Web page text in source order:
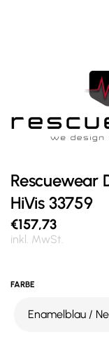
Rescuewear
HiVis 33759
€157,73
inkl. MwSt.
FARBE